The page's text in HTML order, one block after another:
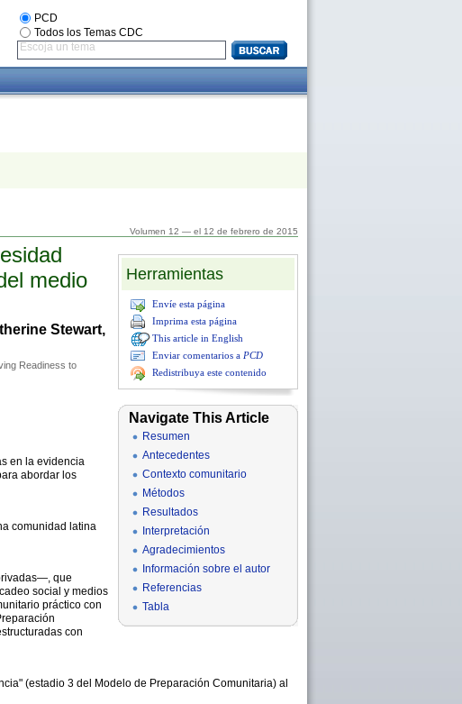
Volumen 12 — el 12 de febrero de 2015
Herramientas
Envíe esta página
Imprima esta página
This article in English
Enviar comentarios a PCD
Redistribuya este contenido
medio
Navigate This Article
Resumen
Antecedentes
Contexto comunitario
Métodos
Resultados
Interpretación
Agradecimientos
Información sobre el autor
Referencias
Tabla
Stewart,
Readiness to
en la evidencia
abordar los
comunidad latina
que
social y medios
práctico con
con
(estadio 3 del Modelo de Preparación Comunitaria) al
PCD
Todos los Temas CDC
Escoja un tema